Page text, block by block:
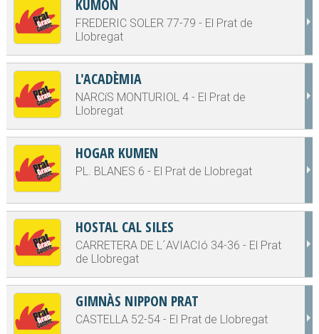
KUMON
FREDERIC SOLER 77-79 - El Prat de
Llobregat
L'ACADÈMIA
NARCíS MONTURIOL 4 - El Prat de
Llobregat
HOGAR KUMEN
PL. BLANES 6 - El Prat de Llobregat
HOSTAL CAL SILES
CARRETERA DE L´AVIACIó 34-36 - El Prat
de Llobregat
GIMNÀS NIPPON PRAT
CASTELLA 52-54 - El Prat de Llobregat